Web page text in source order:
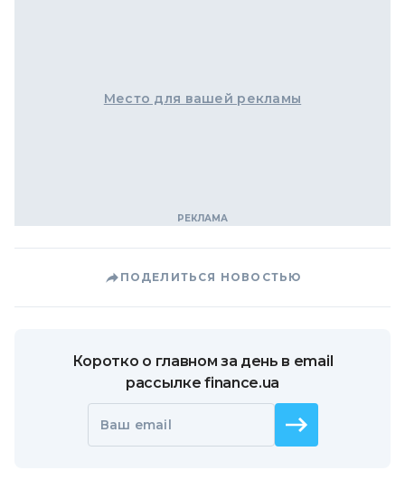
Место для вашей рекламы
ПОДЕЛИТЬСЯ НОВОСТЬЮ
Коротко о главном за день в email
рассылке finance.ua
Ваш email